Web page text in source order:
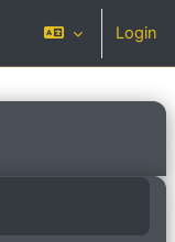
Login